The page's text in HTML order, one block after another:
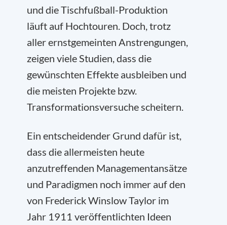
und die Tischfußball-Produktion
läuft auf Hochtouren. Doch, trotz
aller ernstgemeinten Anstrengungen,
zeigen viele Studien, dass die
gewünschten Effekte ausbleiben und
die meisten Projekte bzw.
Transformationsversuche scheitern.
Ein entscheidender Grund dafür ist,
dass die allermeisten heute
anzutreffenden Managementansätze
und Paradigmen noch immer auf den
von Frederick Winslow Taylor im
Jahr 1911 veröffentlichten Ideen